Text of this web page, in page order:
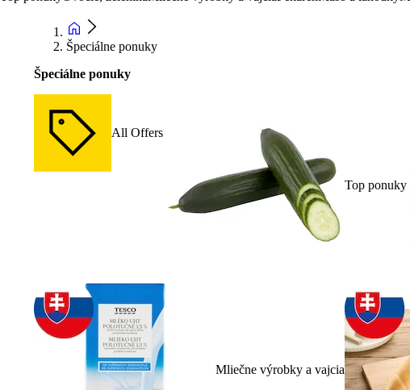
Špeciálne ponuky
Špeciálne ponuky
All Offers
Top ponuky
Mliečne výrobky a vajcia